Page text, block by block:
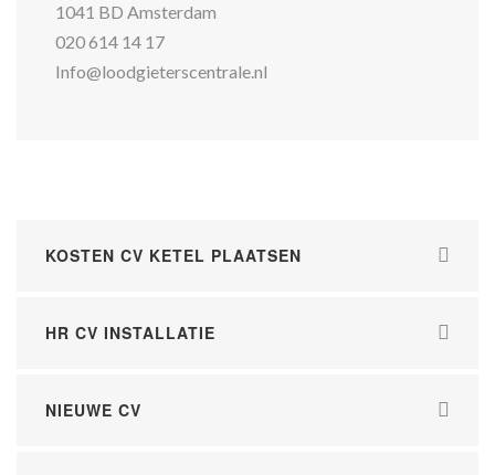
1041 BD Amsterdam
020 614 14 17
Info@loodgieterscentrale.nl
KOSTEN CV KETEL PLAATSEN
HR CV INSTALLATIE
NIEUWE CV